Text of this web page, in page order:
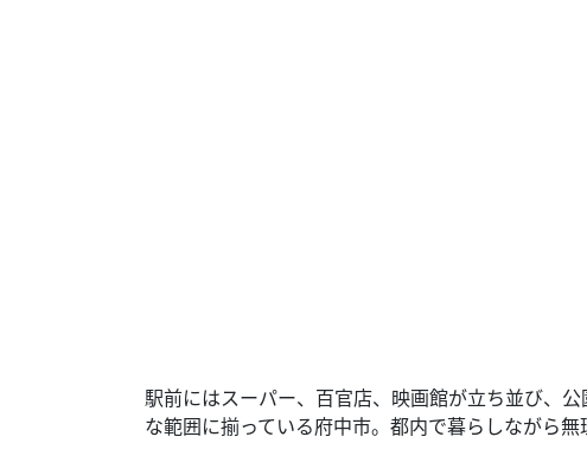
駅前にはスーパー、百官店、映画館が立ち並び、
な範囲に揃っている府中市。都内で暮らしながら